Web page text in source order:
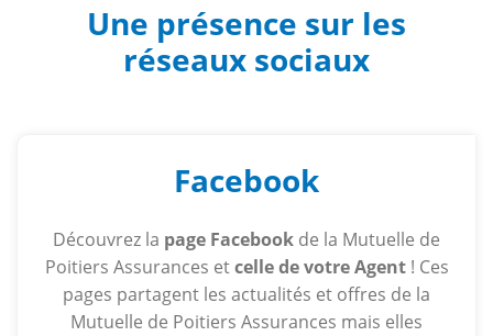
Une présence sur les
réseaux sociaux
Facebook
Découvrez la page Facebook de la Mutuelle de
Poitiers Assurances etcelle de votre Agent! Ces
pages partagent les actualités et offres de la
Mutuelle de Poitiers Assurances mais elles